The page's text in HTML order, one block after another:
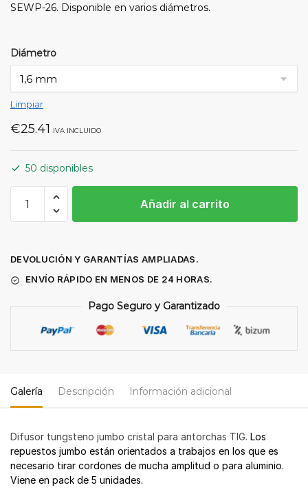
SEWP-26. Disponible en varios diámetros.
Diámetro
Limpiar
€25.41 IVA INCLUIDO
50 disponibles
DIFUSOR
TUNGSTENO
ANTORCHA
TIG
Añadir al carrito
DEVOLUCIÓN Y GARANTÍAS AMPLIADAS.
ENVÍO RÁPIDO EN MENOS DE 24 HORAS.
Pago Seguro y Garantizado
Galería Descripción Información adicional
Difusor tungsteno jumbo cristal para antorchas TIG. Los
repuestos jumbo están orientados a trabajos en los que es
necesario tirar cordones de mucha amplitud o para aluminio.
Viene en pack de 5 unidades.